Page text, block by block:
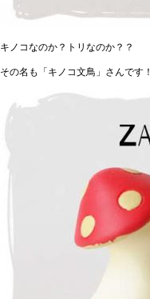
キノコなのか？トリなのか？？
その名も「キノコ文鳥」さんです！